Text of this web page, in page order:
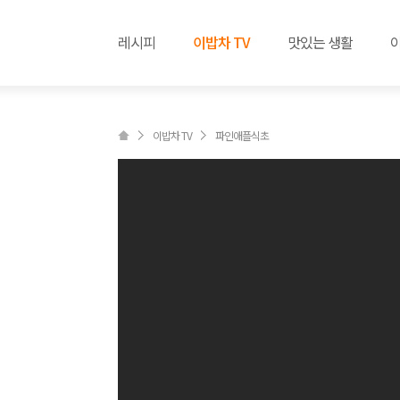
레시피 이밥차 TV 맛있는 생활
이밥차 TV 파인애플식초